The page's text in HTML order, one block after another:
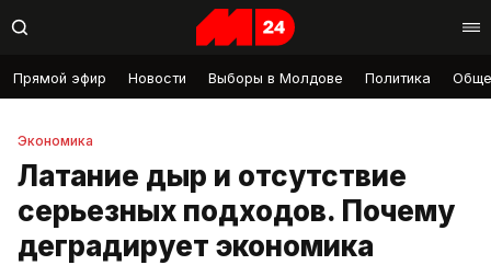
Прямой эфир Новости Выборы в Молдове Политика
Экономика
Латание дыр и отсутствие
серьезных подходов. Почему
деградирует экономика